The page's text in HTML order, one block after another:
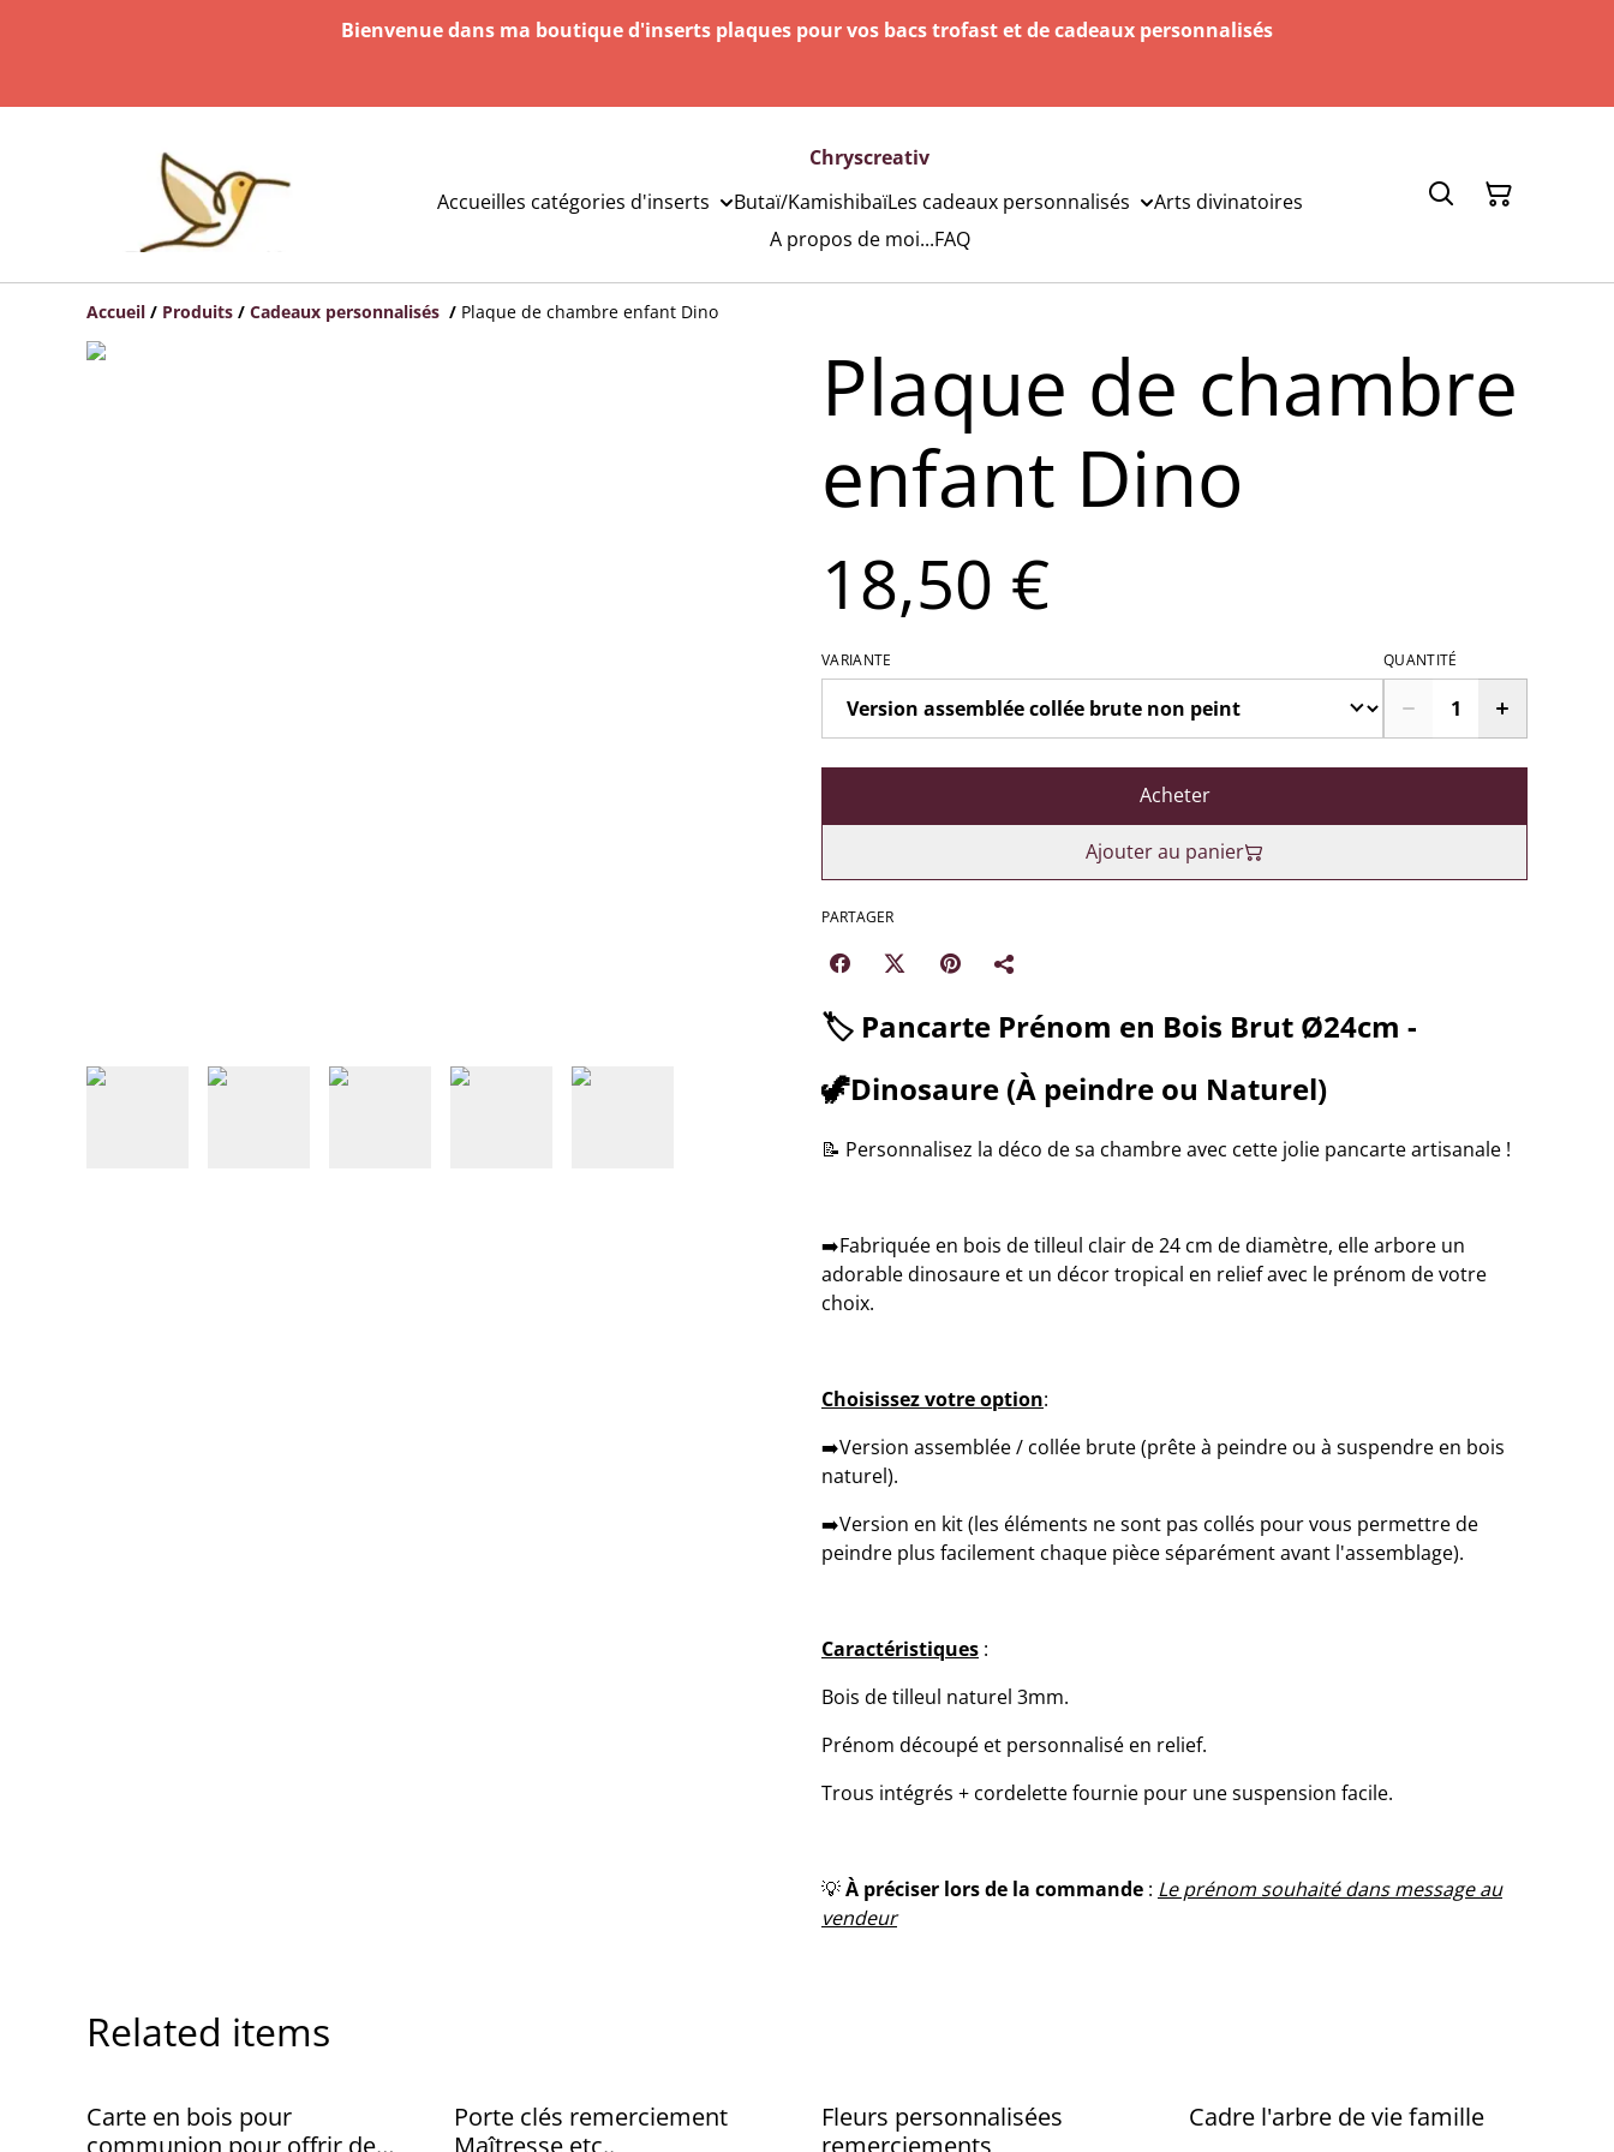
Bienvenue dans ma boutique d'inserts plaques pour vos bacs trofast et de cadeaux personnalisés
Chryscreativ
Accueilles catégories d'inserts Butaï/KamishibaïLes cadeaux personnalisés
Arts divinatoires
A propos de moi...FAQ
Accueil / Produits / Cadeaux personnalisés / Plaque de chambre enfant Dino
Plaque de chambre
enfant Dino
18,50 €
VARIANTE QUANTITÉ
Acheter
Ajouter au panier
PARTAGER
​🏷️ Pancarte Prénom en Bois Brut Ø24cm -
🦖Dinosaure (À peindre ou Naturel)
​📝 ​Personnalisez la déco de sa chambre avec cette jolie pancarte artisanale !
➡️​Fabriquée en bois de tilleul clair de 24 cm de diamètre, elle arbore un
adorable dinosaure et un décor tropical en relief avec le prénom de votre
choix.
Choisissez votre option:
➡️​Version assemblée / collée brute (prête à peindre ou à suspendre en bois
naturel).
​➡️Version en kit (les éléments ne sont pas collés pour vous permettre de
peindre plus facilement chaque pièce séparément avant l'assemblage).
Caractéristiques :
​Bois de tilleul naturel 3mm.
​Prénom découpé et personnalisé en relief.
​Trous intégrés + cordelette fournie pour une suspension facile.
​💡À préciser lors de la commande : Le prénom souhaité dans message au
vendeur
Related items
Carte en bois pour
communion pour offrir de
Porte clés remerciement
Maîtresse etc..
Fleurs personnalisées
remerciements
Cadre l'arbre de vie famille